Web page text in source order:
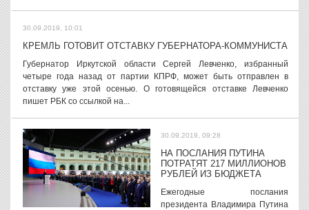
30.09.2019, 10:01
КРЕМЛЬ ГОТОВИТ ОТСТАВКУ ГУБЕРНАТОРА-КОММУНИСТА
Губернатор Иркутской области Сергей Левченко, избранный
четыре года назад от партии КПРФ, может быть отправлен в
отставку уже этой осенью. О готовящейся отставке Левченко
пишет РБК со ссылкой на...
30.09.2019, 09:28
НА ПОСЛАНИЯ ПУТИНА
ПОТРАТЯТ 217 МИЛЛИОНОВ
РУБЛЕЙ ИЗ БЮДЖЕТА
Ежегодные послания
президента Владимира Путина